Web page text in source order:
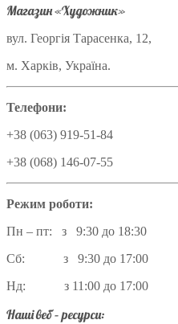
Магазин «Художник»
вул. Георгія Тарасенка, 12,
м. Харків, Україна.
Телефони:
+38 (063) 919-51-84
+38 (068) 146-07-55
Режим роботи:
Пн – пт: з 9:30 до 18:30
Сб: з 9:30 до 17:00
Нд: з 11:00 до 17:00
Наші веб – ресурси: